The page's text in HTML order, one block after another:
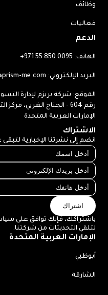
وظائف
فعاليات
الدعم
الهاتف: +971 55 850 0095
البريد الإلكتروني: me.com
الموقع: شركة بريزم لإدارة
الإمارات العربية المتحدة
الاشتراك
انضم إلى نشرتنا الإخبارية
اشتراك
باشتراكك، فإنك توافق على
لتلقي التحديثات من شركتنا.
الإمارات العربية المتحدة
أبوظبي
الشارقة